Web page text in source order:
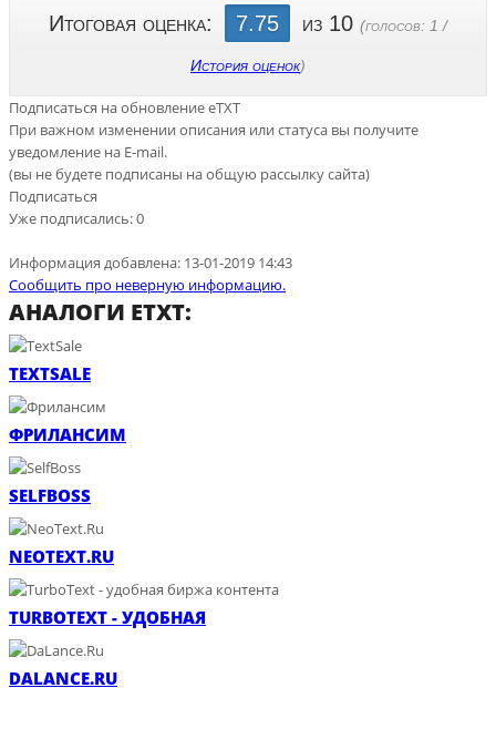
Итоговая оценка: 7.75 из 10 (голосов: 1 /
История оценок)
Подписаться на обновление eTXT
При важном изменении описания или статуса вы получите
уведомление на E-mail.
(вы не будете подписаны на общую рассылку сайта)
Подписаться
Уже подписались:0
Информация добавлена: 13-01-2019 14:43
Сообщить про неверную информацию.
АНАЛОГИ ETXT:
TEXTSALE
ФРИЛАНСИМ
SELFBOSS
NEOTEXT.RU
TURBOTEXT - УДОБНАЯ
DALANCE.RU